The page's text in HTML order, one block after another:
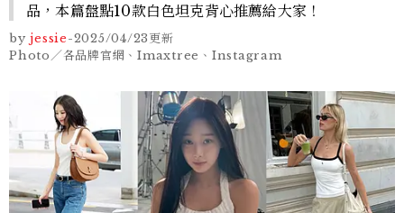
品，本篇盤點10款白色坦克背心推薦給大家！
by jessie-2025/04/23更新
Photo／各品牌官網、Imaxtree、Instagram